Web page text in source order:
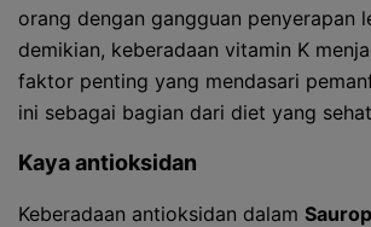
orang dengan gangguan penyerapan
demikian, keberadaan vitamin K
faktor penting yang mendasari
ini sebagai bagian dari diet yang
Kaya antioksidan
Keberadaan antioksidan dalam